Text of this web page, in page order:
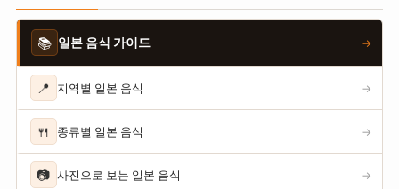
📚 일본 음식 가이드 →
📍 지역별 일본 음식 →
🍴 종류별 일본 음식 →
📷 사진으로 보는 일본 음식 →